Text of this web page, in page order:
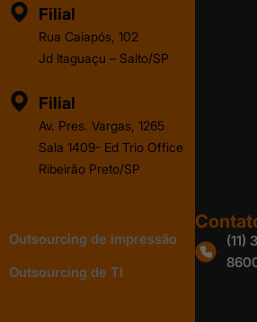
Filial
Rua Caiapós, 102
Jd Itaguaçu – Salto/SP
Filial
Av. Pres. Vargas, 1265
Sala 1409- Ed Trio Office
Ribeirão Preto/SP
Outsourcing de impressão
Outsourcing de TI
(11)